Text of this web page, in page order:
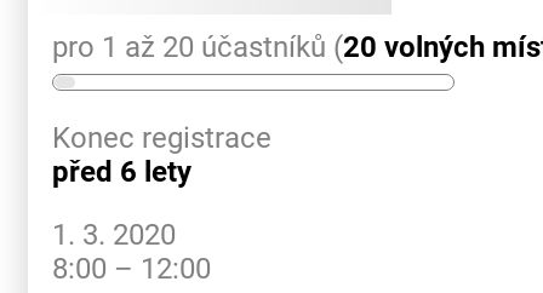
pro 1 až 20 účastníků (20 volných
Konec registrace
před 6 lety
1. 3. 2020
8:00 – 12:00